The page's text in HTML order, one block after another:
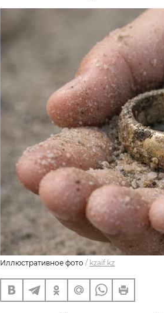
Иллюстративное фото / kzaif.kz